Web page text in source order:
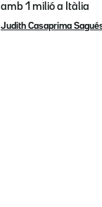
amb 1 milió a Itàlia
Judith Casaprima